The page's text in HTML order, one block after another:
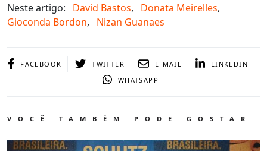
Neste artigo: David Bastos, Donata Meirelles,
Gioconda Bordon, Nizan Guanaes
FACEBOOK TWITTER E-MAIL
LINKEDIN
WHATSAPP
VOCÊ TAMBÉM PODE GOSTAR